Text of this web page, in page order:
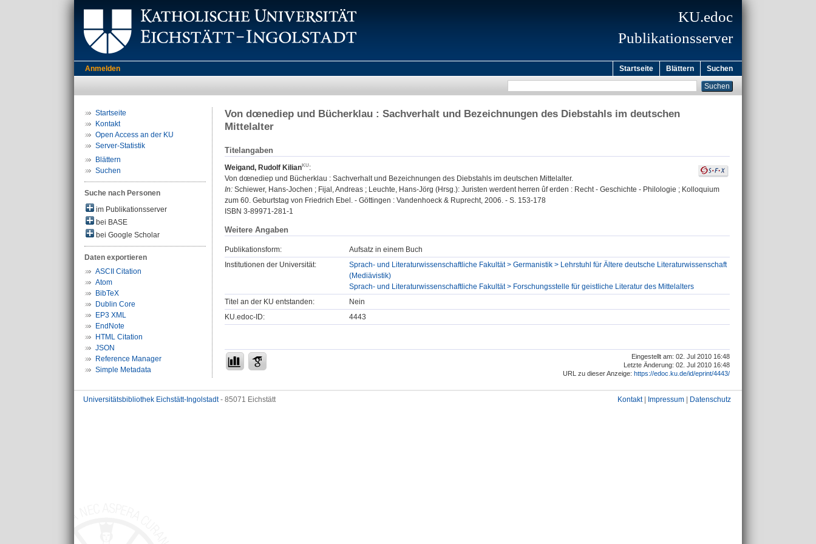
KU.edoc
Publikationsserver
Anmelden Startseite Blättern Suchen
Startseite
Kontakt
Open Access an der KU
Server-Statistik
Blättern
Suchen
Suche nach Personen
im Publikationsserver
bei BASE
bei Google Scholar
Daten exportieren
ASCII Citation
Atom
BibTeX
Dublin Core
EP3 XML
EndNote
HTML Citation
JSON
Reference Manager
Simple Metadata
Von dœnediep und Bücherklau : Sachverhalt und Bezeichnungen des Diebstahls im deutschen
Mittelalter
Titelangaben
Weigand, Rudolf Kilian
:
Von dœnediep und Bücherklau : Sachverhalt und Bezeichnungen des Diebstahls im deutschen Mittelalter.
In: Schiewer, Hans-Jochen ; Fijal, Andreas ; Leuchte, Hans-Jörg (Hrsg.): Juristen werdent herren ûf erden : Recht - Geschichte - Philologie ; Kolloquium
zum 60. Geburtstag von Friedrich Ebel. - Göttingen : Vandenhoeck & Ruprecht, 2006. - S. 153-178
ISBN 3-89971-281-1
Weitere Angaben
Publikationsform:
Aufsatz in einem Buch
Institutionen der Universität:
Sprach- und Literaturwissenschaftliche Fakultät > Germanistik > Lehrstuhl für Ältere deutsche Literaturwissenschaft
(Mediävistik)
Sprach- und Literaturwissenschaftliche Fakultät > Forschungsstelle für geistliche Literatur des Mittelalters
Titel an der KU entstanden:
Nein
KU.edoc-ID:
4443
Eingestellt am: 02. Jul 2010 16:48
Letzte Änderung: 02. Jul 2010 16:48
URL zu dieser Anzeige: https://edoc.ku.de/id/eprint/4443/
Universitätsbibliothek Eichstätt-Ingolstadt- 85071 Eichstätt Kontakt| Impressum Datenschutz